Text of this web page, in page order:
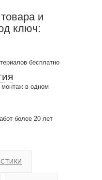
и
ключ:
бесплатно
монтаж в одном
более 20 лет